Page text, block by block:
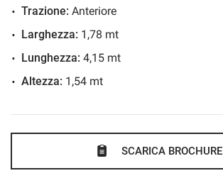
Sensori di parcheggio posteriori
Servosterzo
Specchietti laterali elettrici
Trazione: Anteriore
Larghezza: 1,78 mt
Lunghezza: 4,15 mt
Altezza: 1,54 mt
SCARICA BROCHURE